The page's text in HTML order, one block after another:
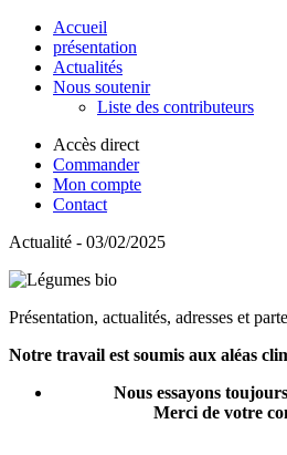
Accueil
présentation
Actualités
Nous soutenir
Liste des contributeurs
Accès direct
Commander
Mon compte
Contact
Actualité - 03/02/2025
Présentation, actualités, adresses et
Notre travail est soumis aux aléas
Nous essayons
Merci de votre